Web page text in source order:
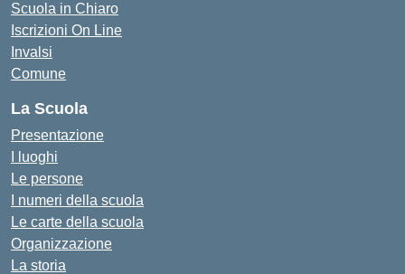
Scuola in Chiaro
Iscrizioni On Line
Invalsi
Comune
La Scuola
Presentazione
I luoghi
Le persone
I numeri della scuola
Le carte della scuola
Organizzazione
La storia